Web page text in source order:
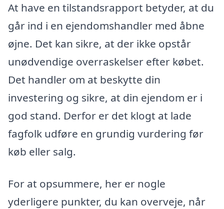
At have en tilstandsrapport betyder, at du
går ind i en ejendomshandler med åbne
øjne. Det kan sikre, at der ikke opstår
unødvendige overraskelser efter købet.
Det handler om at beskytte din
investering og sikre, at din ejendom er i
god stand. Derfor er det klogt at lade
fagfolk udføre en grundig vurdering før
køb eller salg.
For at opsummere, her er nogle
yderligere punkter, du kan overveje, når